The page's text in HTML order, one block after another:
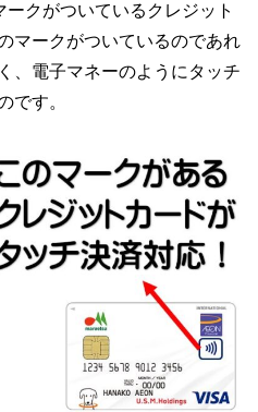
クがついているクレジット
マークがついているのであれ
、電子マネーのようにタッチ
です。